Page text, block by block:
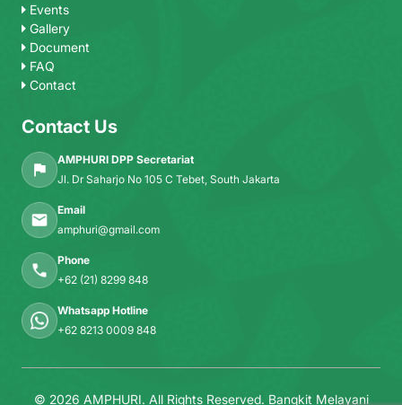
Events
Gallery
Document
FAQ
Contact
Contact Us
AMPHURI DPP Secretariat
Jl. Dr Saharjo No 105 C Tebet, South Jakarta
Email
amphuri@gmail.com
Phone
+62 (21) 8299 848
Whatsapp Hotline
+62 8213 0009 848
© 2026 AMPHURI. All Rights Reserved. Bangkit Melayani